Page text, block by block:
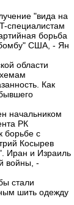
"вида на
специалистам
борьба
бомбу" США, - Ян
области
Как
начальником
РК
борьбе с
Косырев
Иран и Израиль
войны, -
стали
шить одежду